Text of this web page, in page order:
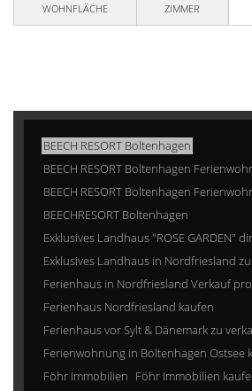
WOHNFLÄCHE
ZIMMER
BEECH RESORT Boltenhagen
BEECH RESORT Boltenhagen
BEECH RESORT Boltenhagen
BEECHRESORT Boltenhagen
Exklusives Landhaus "ROSE GARDEN"
Exklusives Landhaus in Nordfriesland
Ferienhaus in Nordfriesland Verkauf
Ferienhaus Nordfriesland kaufen
Ferienhaus vor Sylt & Dänemark zu
Ferienwohnung in Boltenhagen Ostsee
Föhr Immobilien Föhr Immobilien